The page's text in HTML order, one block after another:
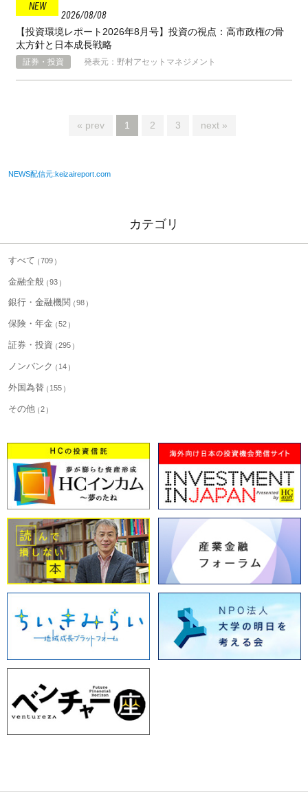
2026 08 08
【投資環境レポート2026年8月号】投資の視点：高市政権の骨
太方針と⽇本成⻑戦略
証券・投資 発表元：野村アセットマネジメント
« prev 1 2 3 next »
NEWS配信元:keizaireport.com
カテゴリ
すべて 709
金融全般 93
銀行・金融機関 98
保険・年金 52
証券・投資 295
ノンバンク 14
外国為替 155
その他 2